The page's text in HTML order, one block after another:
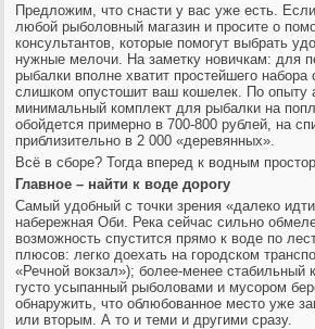
Предложим, что снасти у вас уже есть.
любой рыболовный магазин и просите о
консультантов, которые помогут выбрать
нужные мелочи. На заметку новичкам: для
рыбалки вполне хватит простейшего набора
слишком опустошит ваш кошелек. По опыту
минимальный комплект для рыбалки на
обойдется примерно в 700-800 рублей, на
приблизительно в 2 000 «деревянных».
Всё в сборе? Тогда вперед к водным
Главное – найти к воде дорогу
Самый удобный с точки зрения «далеко
набережная Оби. Река сейчас сильно
возможность спустится прямо к воде по
плюсов: легко доехать на городском
«Речной вокзал»); более-менее стабильный
густо усыпанный рыболовами и мусором
обнаружить, что облюбованное место уже
или вторым. А то и теми и другими сразу.